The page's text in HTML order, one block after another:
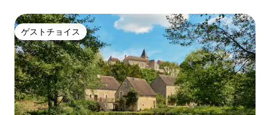
ゲストチョイス
ゲストチョイス